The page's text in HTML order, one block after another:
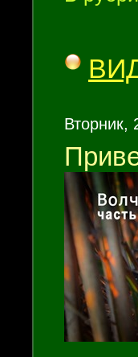
Вторник,